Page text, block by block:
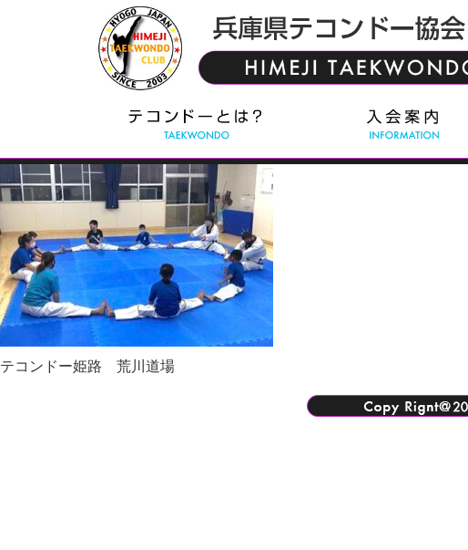
テコンドー姫路 荒川道場